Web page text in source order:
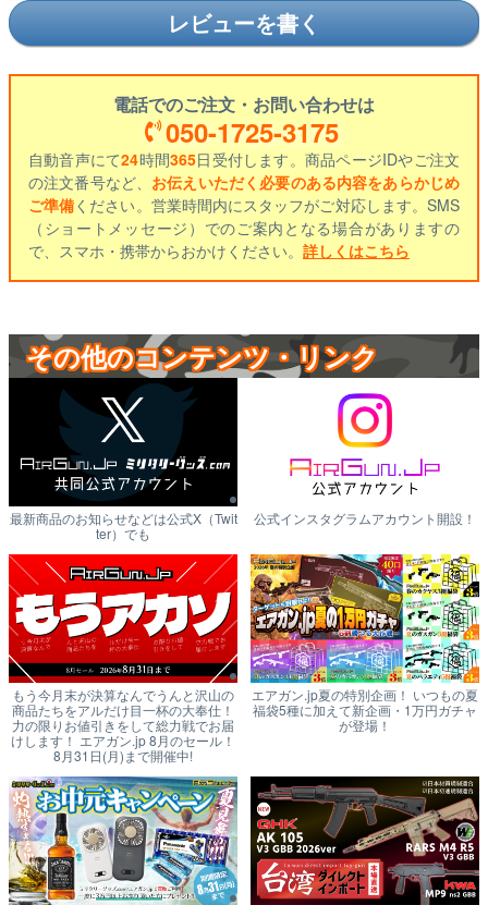
レビューを書く
電話でのご注文・お問い合わせは
050-1725-3175
自動音声にて24時間365日受付します。商品ページIDやご注文
の注文番号など、 お伝えいただく必要のある内容をあらかじめ
ご準備ください。営業時間内にスタッフがご対応します。SMS
（ショートメッセージ）でのご案内となる場合がありますの
で、スマホ・携帯からおかけください。 詳しくはこちら
その他のコンテンツ・リンク
最新商品のお知らせなどは公式X（Twit
ter）でも
公式インスタグラムアカウント開設！
もう今月末が決算なんでうんと沢山の
商品たちをアルだけ目一杯の大奉仕！
力の限りお値引きをして総力戦でお届
けします！ エアガン.jp 8月のセール！
8月31日(月)まで開催中!
エアガン.jp夏の特別企画！ いつもの夏
福袋5種に加えて新企画・1万円ガチャ
が登場！